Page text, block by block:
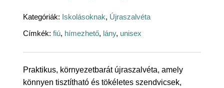
Kategóriák: Iskolásoknak, Újraszalvéta
Címkék: fiú, hímezhető, lány, unisex
Praktikus, környezetbarát újraszalvéta, amely
könnyen tisztítható és tökéletes szendvicsek,